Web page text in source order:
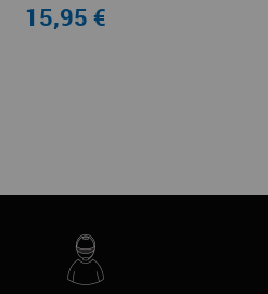
15,95 €